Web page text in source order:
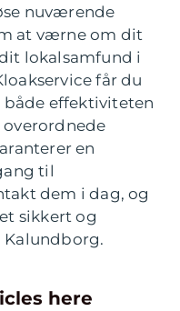
nuværende
at værne om dit
lokalsamfund i
får du
effektiviteten
en
til
dem i dag, og
sikkert og
here